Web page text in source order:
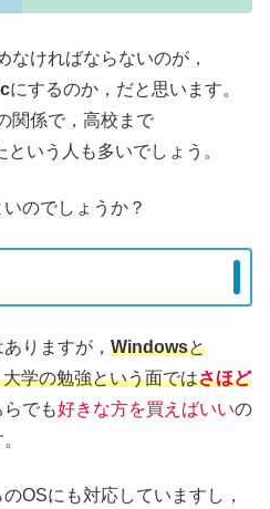
なければならないのが，
にするのか，だと思います。
関係で，高校まで
という人も多いでしょう。
のでしょうか？
りますが， Windowsと
学の勉強という面ではさほど
でも好きな方を買えばいいの
OSにも対応していますし，